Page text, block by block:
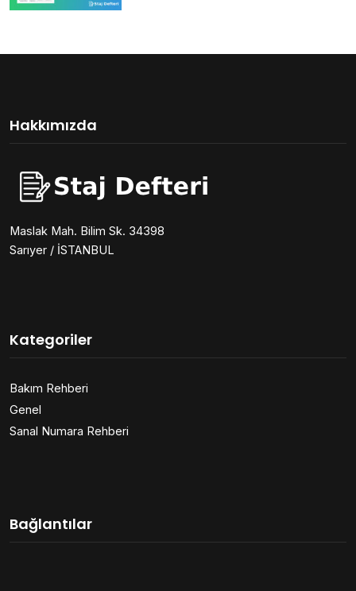
Hakkımızda
Maslak Mah. Bilim Sk. 34398
Sarıyer / İSTANBUL
Kategoriler
Bakım Rehberi
Genel
Sanal Numara Rehberi
Bağlantılar